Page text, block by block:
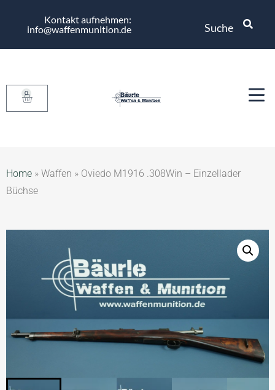
Kontakt aufnehmen:
info@waffenmunition.de
Suche
0
Home » Waffen » Oviedo M1916 .308Win – Einzellader
Büchse